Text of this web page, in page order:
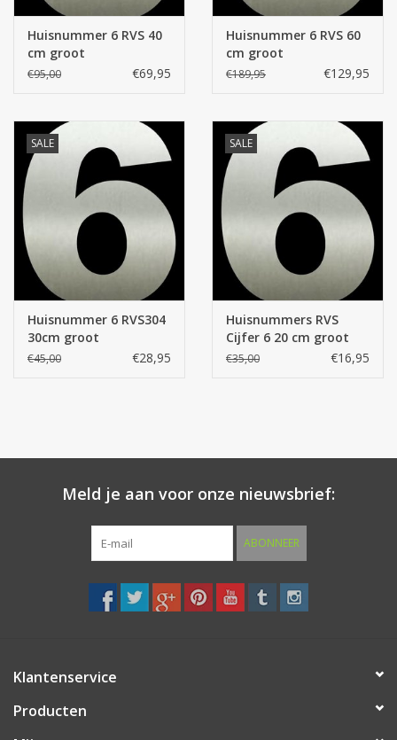
Huisnummer 6 RVS 40
cm groot
€95,00 €69,95
Huisnummer 6 RVS 60
cm groot
€189,95 €129,95
SALE
Huisnummer 6 RVS304
30cm groot
€45,00 €28,95
SALE
Huisnummers RVS
Cijfer 6 20 cm groot
€35,00 €16,95
Meld je aan voor onze nieuwsbrief:
ABONNEER
Klantenservice
Producten